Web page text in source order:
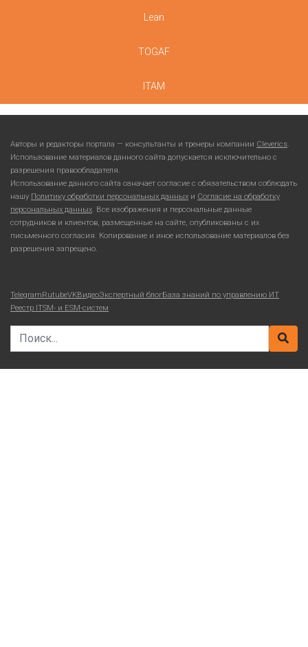
Lean
TOGAF
ITAM
Авторы и редакторы портала — консультанты и тренеры компании Cleverics.
Использование материалов данного сайта допускается исключительно с
разрешения правообладателя.
Использование данного сайта означает согласие с обязательством соблюдать
нашу Политику обработки персональных данных и Согласие на обработку
персональных данных. Все изображения и персональные данные
сотрудников и клиентов, размещенные на сайте, опубликованы с их
письменного согласия. Копирование и иное использование материалов без
разрешения запрещено.
TelegramRutubeVKВидеоЭкспертный блогБаза знаний по управлению ИТ
Реестр ITSM- и ESM-систем
Search for